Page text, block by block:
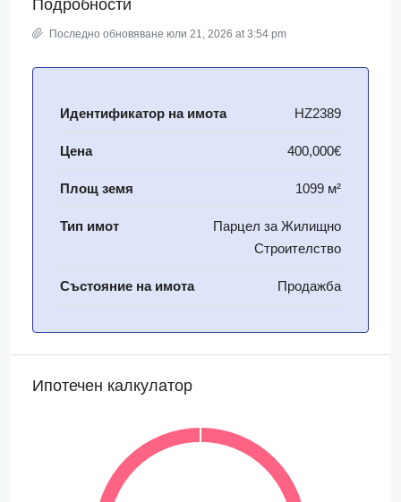
Подробности
Последно обновяване юли 21, 2026 at 3:54 pm
Идентификатор на имота HZ2389
Цена 400,000€
Площ земя 1099 м²
Тип имот
Парцел за Жилищно
Строителство
Състояние на имота Продажба
Ипотечен калкулатор